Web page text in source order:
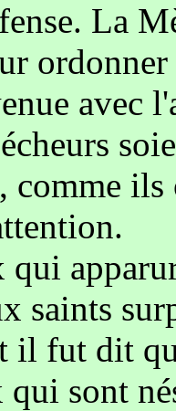
La
avec
ils
qui
saints
il fut dit
sont